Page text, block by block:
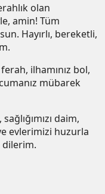
olan
amin! Tüm
Hayırlı, bereketli,
ilhamınız bol,
mübarek
daim,
evlerimizi huzurla
dilerim.